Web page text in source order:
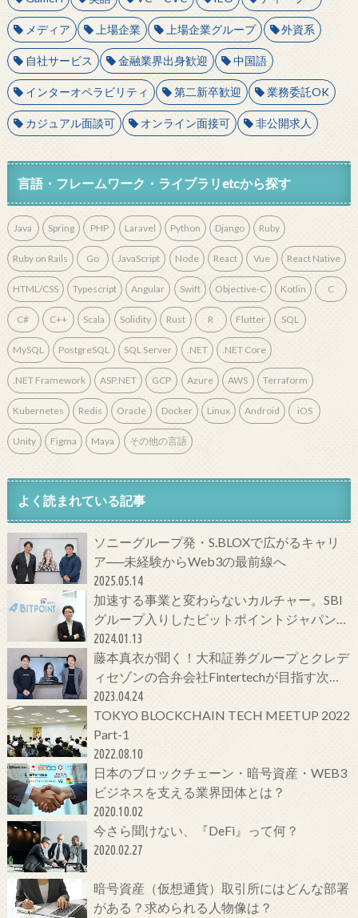
メディア 上場企業 上場企業グループ 外資系
自社サービス 金融業界出身歓迎 中国語
インターオペラビリティ 第二新卒歓迎 業務委託OK
カジュアル面談可 オンライン面接可 非公開求人
言語・フレームワーク・ライブラリetcから探す
Java Spring PHP Laravel Python Django Ruby
Ruby on Rails Go JavaScript Node React Vue React Native
HTML/CSS Typescript Angular Swift Objective-C Kotlin C
C# C++ Scala Solidity Rust R Flutter SQL
MySQL PostgreSQL SQL Server .NET .NET Core
.NET Framework ASP.NET GCP Azure AWS Terraform
Kubernetes Redis Oracle Docker Linux Android iOS
Unity Figma Maya その他の言語
よく読まれている記事
ソニーグループ発・S.BLOXで広がるキャリ
ア──未経験からWeb3の最前線へ
2025.05.14
加速する事業と変わらないカルチャー。SBI
グループ入りしたビットポイントジャパンの
今をCTOに聞いてみた！
2024.01.13
藤本真衣が聞く！大和証券グループとクレデ
ィセゾンの合弁会社Fintertechが目指す次世
代金融サービスとは
2023.04.24
TOKYO BLOCKCHAIN TECH MEETUP 2022
Part-1
2022.08.10
日本のブロックチェーン・暗号資産・WEB3
ビジネスを支える業界団体とは？
2020.10.02
今さら聞けない、『DeFi』って何？
2020.02.27
暗号資産（仮想通貨）取引所にはどんな部署
がある？求められる人物像は？